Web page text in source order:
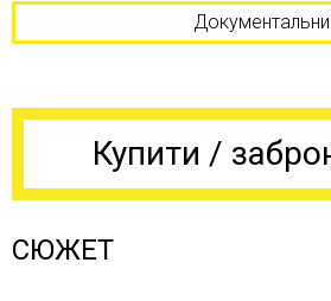
Купити /
СЮЖЕТ